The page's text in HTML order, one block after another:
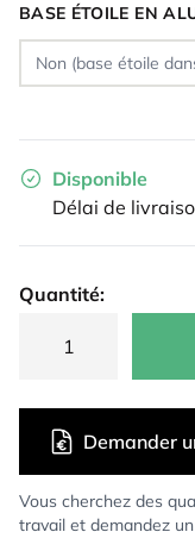
BASE ÉTOILE EN
Disponible
Délai de
Quantité:
Vous cherchez des
travail et demandez
Demander